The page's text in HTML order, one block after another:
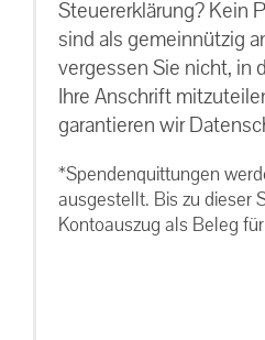
Steuererklärung? Kein
sind als gemeinnützig
vergessen Sie nicht, in
Ihre Anschrift
garantieren wir
*Spendenquittungen
ausgestellt. Bis zu dieser
Kontoauszug als Beleg